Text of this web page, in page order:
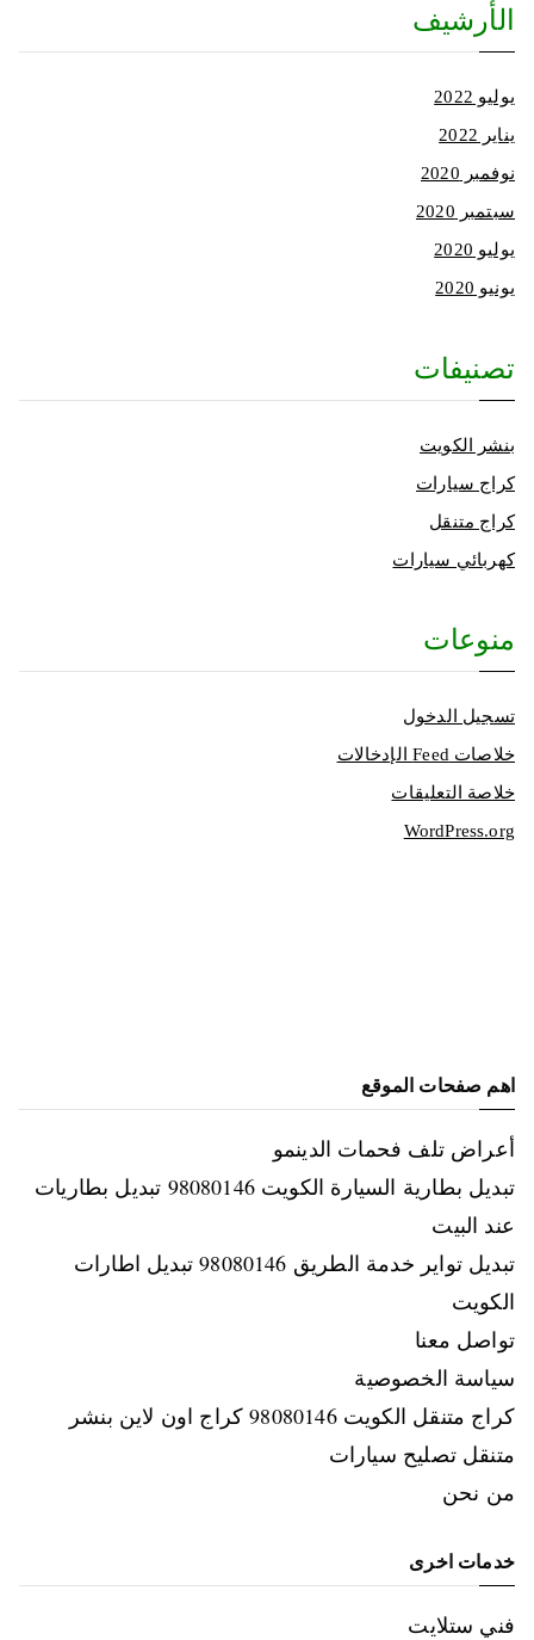
الأرشيف
يوليو 2022
يناير 2022
نوفمبر 2020
سبتمبر 2020
يوليو 2020
يونيو 2020
تصنيفات
بنشر الكويت
كراج سيارات
كراج متنقل
كهربائي سيارات
منوعات
تسجيل الدخول
خلاصات Feed الإدخالات
خلاصة التعليقات
WordPress.org
اهم صفحات الموقع
أعراض تلف فحمات الدينمو
تبديل بطارية السيارة الكويت 98080146‬ تبديل بطاريات
عند البيت
تبديل تواير خدمة الطريق 98080146‬ تبديل اطارات
الكويت
تواصل معنا
سياسة الخصوصية
كراج متنقل الكويت 98080146‬ كراج اون لاين بنشر
متنقل تصليح سيارات
من نحن
خدمات اخرى
فني ستلايت